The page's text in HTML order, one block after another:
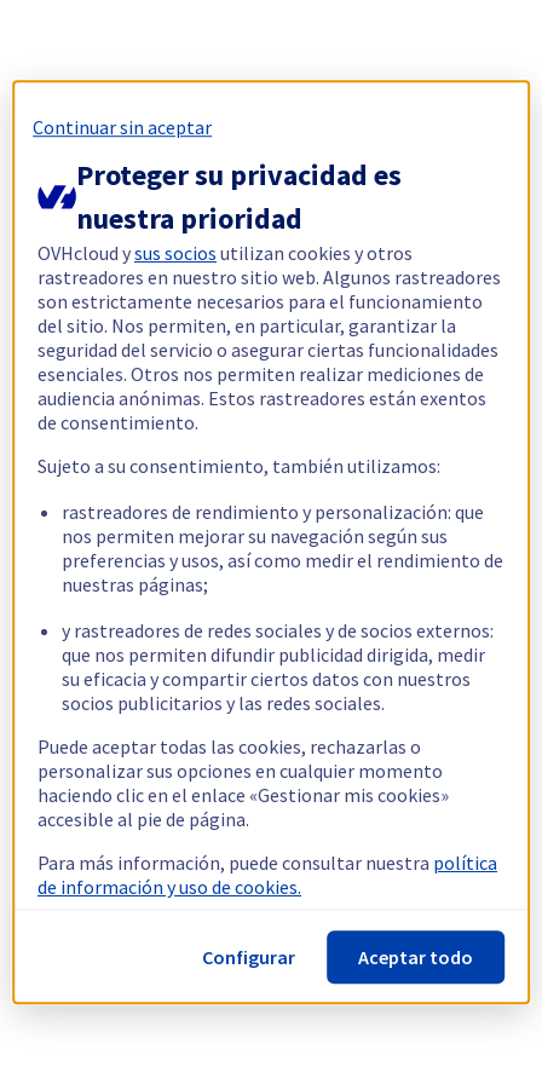
Continuar sin aceptar
Proteger su privacidad es
nuestra prioridad
OVHcloud ysus socios utilizan cookies y otros
rastreadores en nuestro sitio web. Algunos rastreadores
son estrictamente necesarios para el funcionamiento
del sitio. Nos permiten, en particular, garantizar la
seguridad del servicio o asegurar ciertas funcionalidades
esenciales. Otros nos permiten realizar mediciones de
audiencia anónimas. Estos rastreadores están exentos
de consentimiento.
Sujeto a su consentimiento, también utilizamos:
rastreadores de rendimiento y personalización: que
nos permiten mejorar su navegación según sus
preferencias y usos, así como medir el rendimiento de
nuestras páginas;
y rastreadores de redes sociales y de socios externos:
que nos permiten difundir publicidad dirigida, medir
su eficacia y compartir ciertos datos con nuestros
socios publicitarios y las redes sociales.
Puede aceptar todas las cookies, rechazarlas o
personalizar sus opciones en cualquier momento
haciendo clic en el enlace «Gestionar mis cookies»
accesible al pie de página.
Para más información, puede consultar nuestra política
de información y uso de cookies.
Configurar Aceptar todo